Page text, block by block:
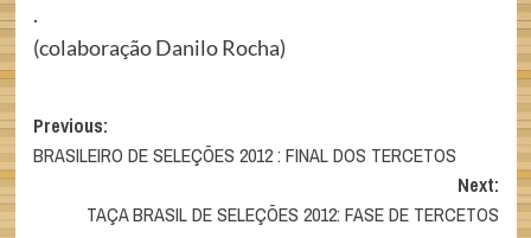
.
(colaboração Danilo Rocha)
Post
navigation
Previous:
BRASILEIRO DE SELEÇÕES 2012 : FINAL DOS TERCETOS
Next:
TAÇA BRASIL DE SELEÇÕES 2012: FASE DE TERCETOS